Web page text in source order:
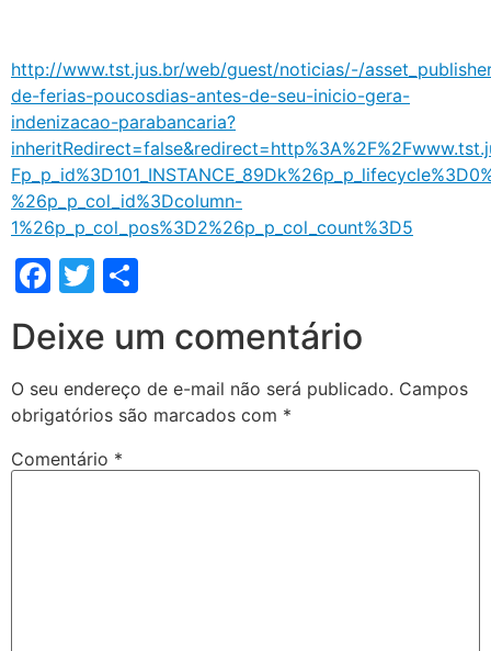
http://www.tst.jus.br/web/guest/noticias/-/
de-ferias-poucosdias-antes-de-seu-inicio-gera-
indenizacao-parabancaria?
%26p_p_col_id%3Dcolumn-
1%26p_p_col_pos%3D2%26p_p_col_count%3D5
Facebook
Twitter
Deixe um comentário
O seu endereço de e-mail não será publicado. Campos
obrigatórios são marcados com *
Comentário *